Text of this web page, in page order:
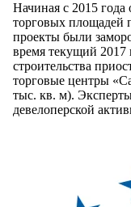
Начиная с 2015
торговых площадей
проекты были
время текущий 2017
строительства
торговые центры
тыс. кв. м).
девелоперской